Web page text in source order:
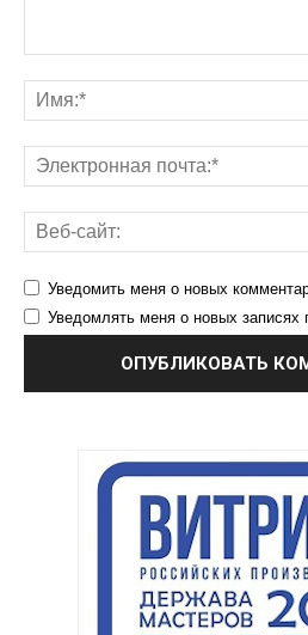
Уведомить меня о новых
Уведомлять меня о новых записях